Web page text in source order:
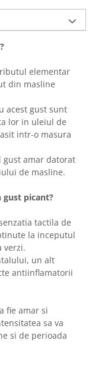
elementar
din masline
acest gust sunt
lor in uleiul de
intr-o masura
gust amar datorat
de masline.
gust picant?
tactila de
la inceputul
verzi.
un alt
antiinflamatorii
fie amar si
sa va
si de perioada